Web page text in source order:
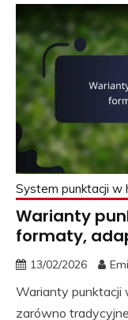
System punktacji w
Warianty
formaty,
13/02/2026
Warianty punktacji
zarówno